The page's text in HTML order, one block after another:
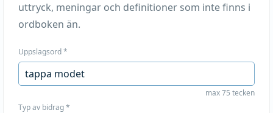
uttryck, meningar och definitioner som inte finns i
ordboken än.
Uppslagsord*
max 75 tecken
Typ av bidrag*